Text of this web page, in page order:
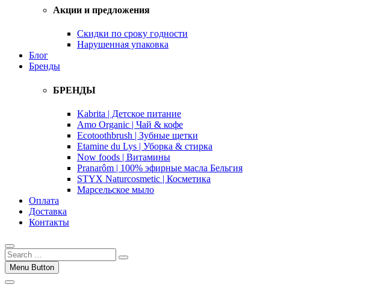
Акции и предложения
Скидки по сроку годности
Нарушенная упаковка
Блог
Бренды
БРЕНДЫ
Kabrita | Детское питание
Amo Organic | Чай & кофе
Ecotoothbrush | Зубные щетки
Etamine du Lys | Уборка & стирка
Now foods | Витамины
Pranarôm | 100% эфирные масла Бельгия
STYX Naturcosmetic | Косметика
Марсельское мыло
Оплата
Доставка
Контакты
Menu Button